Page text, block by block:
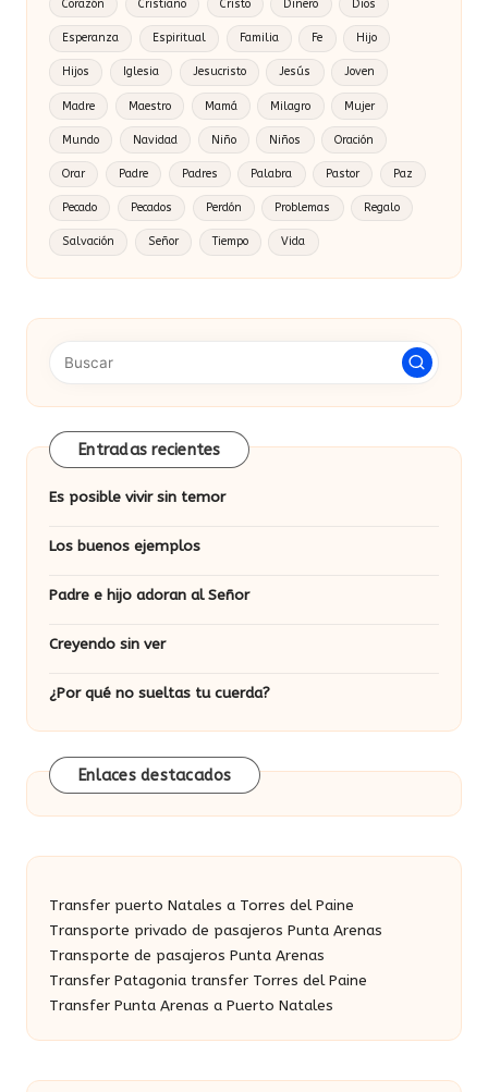
Corazón Cristiano Cristo Dinero Dios
Esperanza Espiritual Familia Fe Hijo
Hijos Iglesia Jesucristo Jesús Joven
Madre Maestro Mamá Milagro Mujer
Mundo Navidad Niño Niños Oración
Orar Padre Padres Palabra Pastor Paz
Pecado Pecados Perdón Problemas Regalo
Salvación Señor Tiempo Vida
Entradas recientes
Es posible vivir sin temor
Los buenos ejemplos
Padre e hijo adoran al Señor
Creyendo sin ver
¿Por qué no sueltas tu cuerda?
Enlaces destacados
Transfer puerto Natales a Torres del Paine
Transporte privado de pasajeros Punta Arenas
Transporte de pasajeros Punta Arenas
Transfer Patagonia transfer Torres del Paine
Transfer Punta Arenas a Puerto Natales